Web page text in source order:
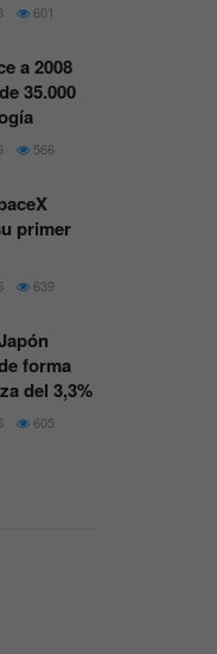
601
a 2008
35.000
566
primer
639
forma
del 3,3%
605